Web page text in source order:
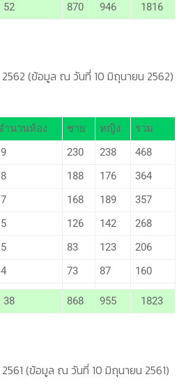
52 870 946 1816
(ข้อมูล ณ วันที่ 10 มิถุนายน 2562)
ำนวนห้อง ชาย หญิง
รวม
9 230 238
468
8 188 176
364
7 168 189
357
5 126 142
268
5 83 123
206
4 73 87 160
38 868 955 1823
(ข้อมูล ณ วันที่ 10 มิถุนายน 2561)